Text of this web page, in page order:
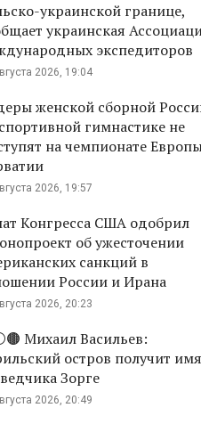
украинской границе,
украинская
экспедиторов
2026, 19:04
женской сборной
гимнастике не
на чемпионате
2026, 19:57
Конгресса США одобрил
об ужесточении
санкций в
России и Ирана
2026, 20:23
Михаил Васильев:
остров получит имя
Зорге
2026, 20:49